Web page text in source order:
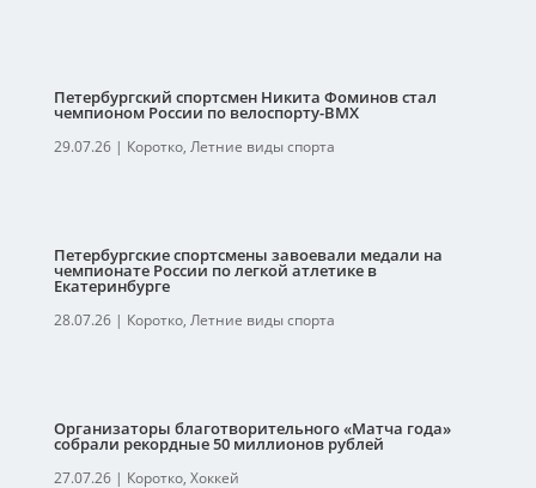
Петербургский спортсмен Никита Фоминов стал
чемпионом России по велоспорту-ВМХ
29.07.26| Коротко, Летние виды спорта
Петербургские спортсмены завоевали медали на
чемпионате России по легкой атлетике в
Екатеринбурге
28.07.26| Коротко, Летние виды спорта
Организаторы благотворительного «Матча года»
собрали рекордные 50 миллионов рублей
27.07.26| Коротко, Хоккей